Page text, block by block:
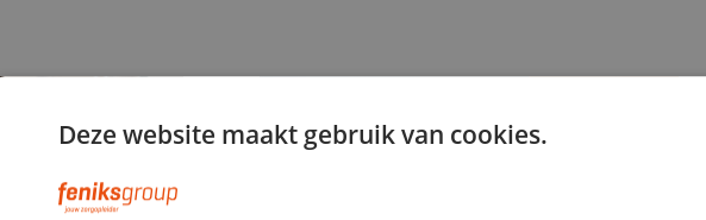
Deze website maakt gebruik van cookies.